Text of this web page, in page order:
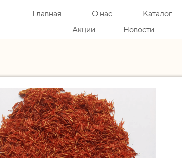
Главная О нас Каталог
Акции
Новости